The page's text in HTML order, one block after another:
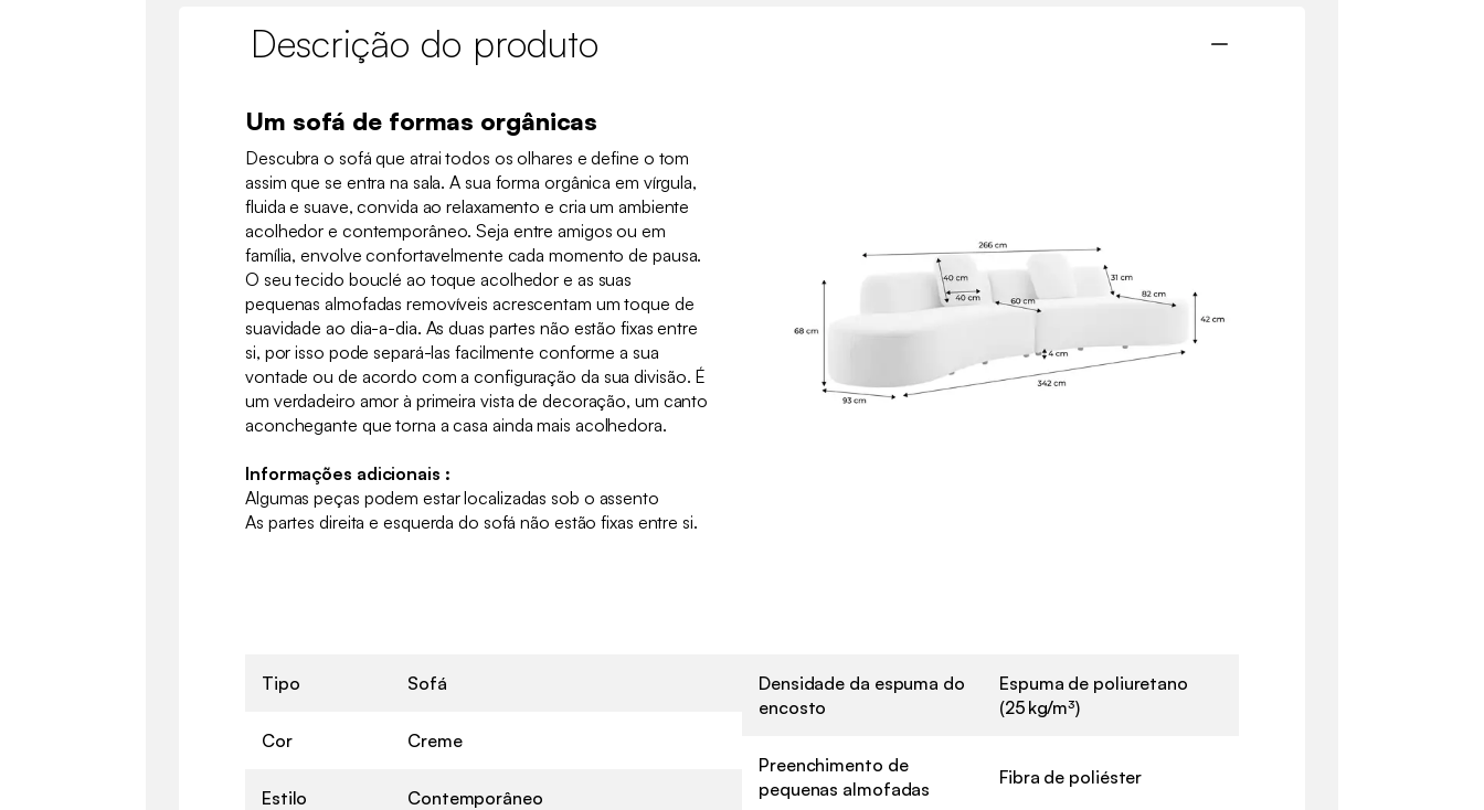
Descrição do produto
Um sofá de formas orgânicas
Descubra o sofá que atrai todos os olhares e define o tom
assim que se entra na sala. A sua forma orgânica em vírgula,
fluida e suave, convida ao relaxamento e cria um ambiente
acolhedor e contemporâneo. Seja entre amigos ou em
família, envolve confortavelmente cada momento de pausa.
O seu tecido bouclé ao toque acolhedor e as suas
pequenas almofadas removíveis acrescentam um toque de
suavidade ao dia-a-dia. As duas partes não estão fixas entre
si, por isso pode separá-las facilmente conforme a sua
vontade ou de acordo com a configuração da sua divisão. É
um verdadeiro amor à primeira vista de decoração, um canto
aconchegante que torna a casa ainda mais acolhedora.
Informações adicionais :
Algumas peças podem estar localizadas sob o assento
As partes direita e esquerda do sofá não estão fixas entre si.
Tipo Sofá
Cor Creme
Estilo Contemporâneo
Densidade da espuma do
encosto
Espuma de poliuretano
(25 kg/m³)
Preenchimento de
pequenas almofadas
Fibra de poliéster